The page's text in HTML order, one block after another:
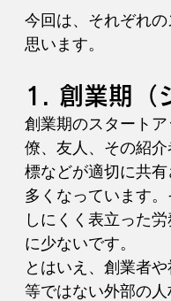
今回は、それぞれ
思います。
1. 創業期（
創業期のスタート
僚、友人、その紹
標などが適切に共
多くなっています
しにくく表立った
に少ないです。
とはいえ、創業者
等ではない外部の